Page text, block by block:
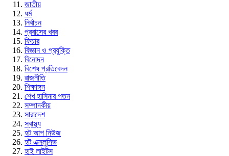
জাতীয়
ধর্ম
নির্বাচন
প্রবাসের খবর
ফিচার
বিজ্ঞান ও প্রযুক্তি
বিনোদন
বিশেষ প্রতিবেদন
রাজনীতি
শিক্ষাঙ্গন
শেখ হাসিনার পতন
সম্পাদকীয়
সারাদেশ
স্বাস্থ্য
হট আপ নিউজ
হট এক্সলুসিভ
হাই লাইটস